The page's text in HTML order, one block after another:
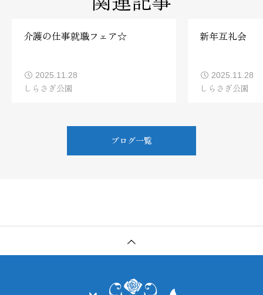
介護の仕事就職フェア☆
2025.11.28
しらさぎ公園
新年互礼会
2025.11.28
しらさぎ公園
ブログ一覧